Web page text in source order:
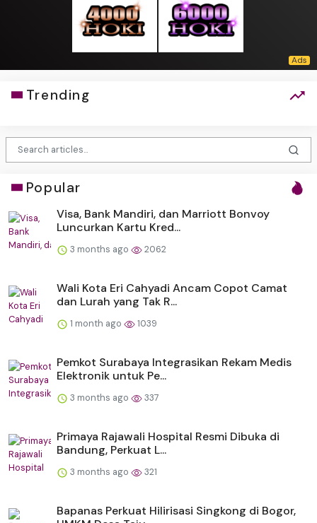
Trending
Popular
Visa, Bank Mandiri, dan Marriott Bonvoy
Luncurkan Kartu Kred...
3 months ago 2062
Wali Kota Eri Cahyadi Ancam Copot Camat
dan Lurah yang Tak R...
1 month ago 1039
Pemkot Surabaya Integrasikan Rekam Medis
Elektronik untuk Pe...
3 months ago 337
Primaya Rajawali Hospital Resmi Dibuka di
Bandung, Perkuat L...
3 months ago 321
Bapanas Perkuat Hilirisasi Singkong di Bogor,